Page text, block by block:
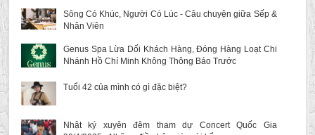
Sông Có Khúc, Người Có Lúc - Câu chuyện giữa Sếp &
Nhân Viên
Genus Spa Lừa Dối Khách Hàng, Đóng Hàng Loạt Chi
Nhánh Hồ Chí Minh Không Thông Báo Trước
Tuổi 42 của mình có gì đặc biệt?
Nhật ký xuyên đêm tham dự Concert Quốc Gia